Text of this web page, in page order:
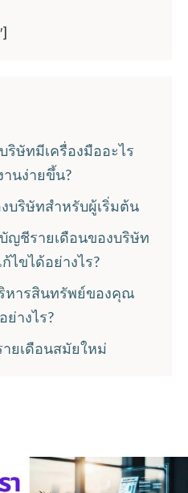
ษัทมีเครื่องมืออะไร
นง่ายขึ้น?
บริษัทสำหรับผู้เริ่มต้น
ญชีรายเดือนของบริษัท
ไขได้อย่างไร?
หารสินทรัพย์ของคุณ
างไร?
ยเดือนสมัยใหม่